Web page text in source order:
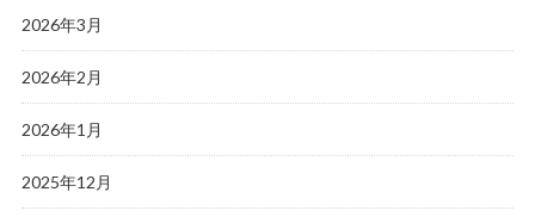
2026年3月
2026年2月
2026年1月
2025年12月